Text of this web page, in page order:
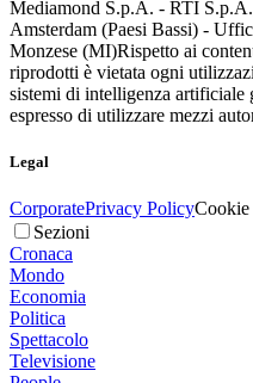
Mediamond S.p.A. - RTI
Amsterdam (Paesi Bassi) -
Monzese (MI)Rispetto ai
riprodotti è vietata ogni
sistemi di intelligenza artificiale
espresso di utilizzare mezzi
Legal
CorporatePrivacy Policy
Sezioni
Cronaca
Mondo
Economia
Politica
Spettacolo
Televisione